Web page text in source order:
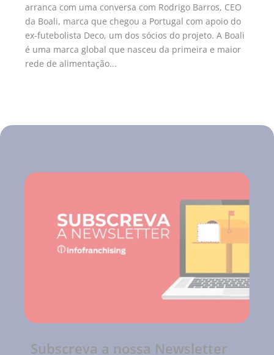
arranca com uma conversa com Rodrigo Barros, CEO
da Boali, marca que chegou a Portugal com apoio do
ex-futebolista Deco, um dos sócios do projeto. A Boali
é uma marca global que nasceu da primeira e maior
rede de alimentação...
Subscreva a nossa Newsletter